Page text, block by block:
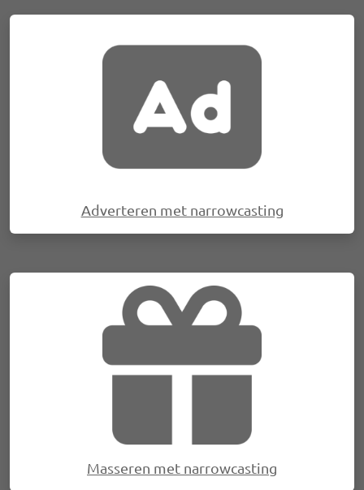
Adverteren met narrowcasting
Afbeelding
Masseren met narrowcasting